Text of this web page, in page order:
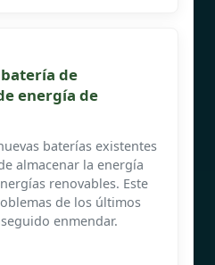
de
energía de
baterías existentes
almacenar la energía
renovables. Este
de los últimos
enmendar.